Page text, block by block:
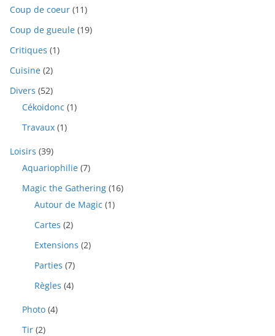
Coup de coeur (11)
Coup de gueule (19)
Critiques (1)
Cuisine (2)
Divers (52)
Cékoidonc (1)
Travaux (1)
Loisirs (39)
Aquariophilie (7)
Magic the Gathering (16)
Autour de Magic (1)
Cartes (2)
Extensions (2)
Parties (7)
Règles (4)
Photo (4)
Tir (2)